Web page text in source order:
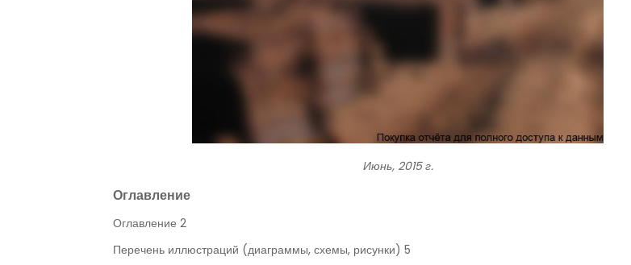
Июнь, 2015 г.
Оглавление
Оглавление 2
Перечень иллюстраций (диаграммы, схемы, рисунки) 5